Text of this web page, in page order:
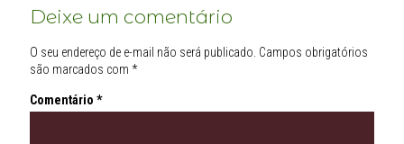
Deixe um comentário
O seu endereço de e-mail não será publicado. Campos obrigatórios
são marcados com *
Comentário *